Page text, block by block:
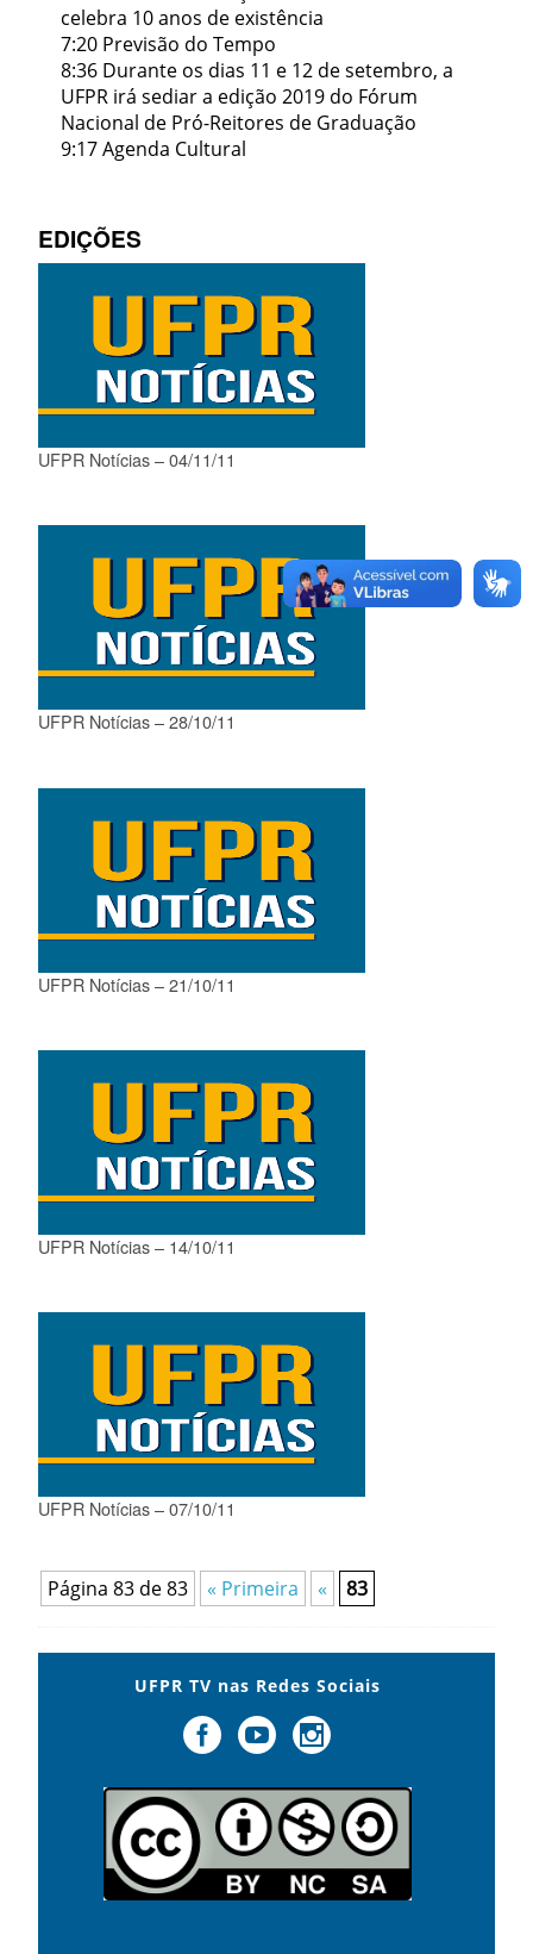
celebra 10 anos de existência
7:20 Previsão do Tempo
8:36 Durante os dias 11 e 12 de setembro, a
UFPR irá sediar a edição 2019 do Fórum
Nacional de Pró-Reitores de Graduação
9:17 Agenda Cultural
EDIÇÕES
UFPR Notícias – 04/11/11
UFPR Notícias – 28/10/11
UFPR Notícias – 21/10/11
UFPR Notícias – 14/10/11
UFPR Notícias – 07/10/11
Página 83 de 83 « Primeira « 83
UFPR TV nas Redes Sociais